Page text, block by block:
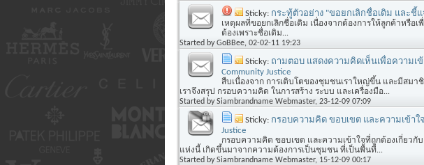
Sticky: กระทู้ตัวอย่าง "ขอยกเลิกชื่อเดิม และชี้แ
เหตุผลที่ขอยกเลิกชื่อเดิม เนื่องจากต้องการให้ลูกค้าหรือ
ต้องเพราะชื่อเดิม...
Started byGoBBee, 02-02-11 19:23
Sticky: ถามตอบ แสดงความคิดเห็นเพื่อความเ
Community Justice
สืบเนื่องจาก การเติบโตของชุมชนเราใหญ่ขึ้น และมีสม
เราจึงสรุป กรอบความคิด ในการสร้าง ระบบ และเครื่องมือ...
Started bySiambrandname Webmaster, 23-12-09 07:09
Sticky: กรอบความคิด ขอบเขต และความเข้าใ
Justice
กรอบความคิด ขอบเขต และความเข้าใจที่ถูกต้องเกี่ยวกับ
แห่งนี้ เกิดขึ้นมาจากความต้องการเป็นชุมชน ที่เป็นพื้นที่...
Started bySiambrandname Webmaster, 15-12-09 00:17